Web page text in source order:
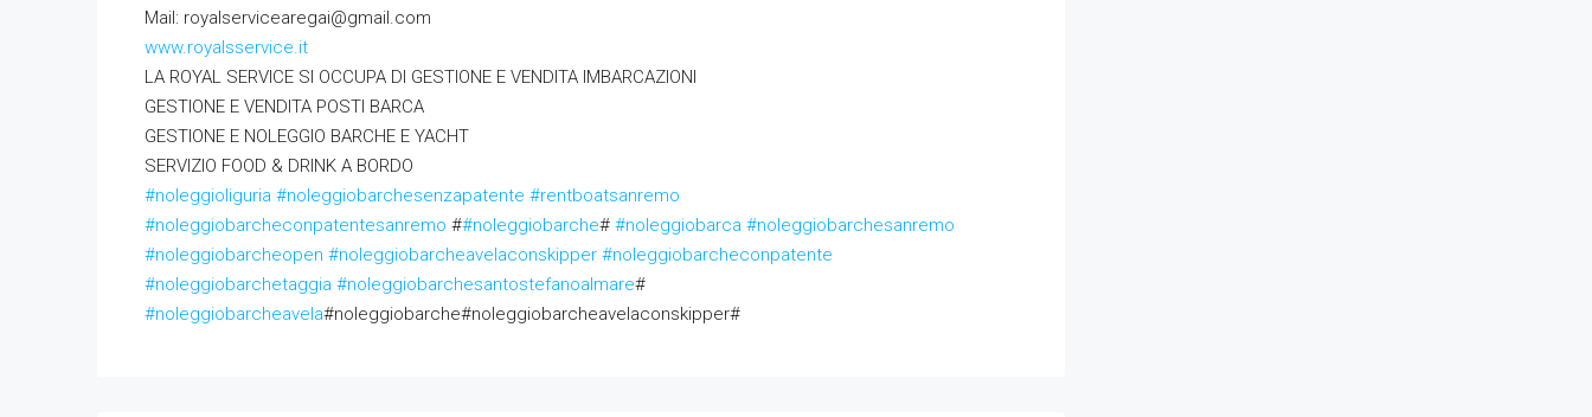
Mail: royalservicearegai@gmail.com
www.royalsservice.it
LA ROYAL SERVICE SI OCCUPA DI GESTIONE E VENDITA IMBARCAZIONI
GESTIONE E VENDITA POSTI BARCA
GESTIONE E NOLEGGIO BARCHE E YACHT
SERVIZIO FOOD & DRINK A BORDO
#noleggioliguria #noleggiobarchesenzapatente #rentboatsanremo
#noleggiobarcheconpatentesanremo ##noleggiobarche# #noleggiobarca #noleggiobarchesanremo
#noleggiobarcheopen #noleggiobarcheavelaconskipper #noleggiobarcheconpatente
#noleggiobarchetaggia #noleggiobarchesantostefanoalmare#
#noleggiobarcheavela#noleggiobarche#noleggiobarcheavelaconskipper#